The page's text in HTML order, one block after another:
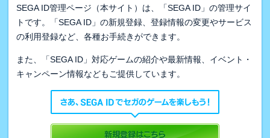
SEGA ID管理ページ（本サイト）は、「SEGA ID」の管理サイ
トです。「SEGA ID」の新規登録、登録情報の変更やサービス
の利用登録など、各種お手続きができます。
また、「SEGA ID」対応ゲームの紹介や最新情報、イベント・
キャンペーン情報などもご提供しています。